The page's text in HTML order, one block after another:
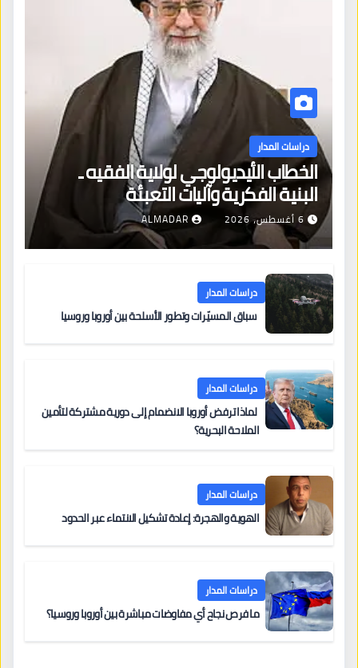
دراسات المدار
الخطاب الأيديولوجي لولاية الفقيه ـ
البنية الفكرية وآليات التعبئة
6 أغسطس، 2026 ALMADAR
دراسات المدار
سباق المسيّرات وتطور الأسلحة بين أوروبا وروسيا
دراسات المدار
لماذا ترفض أوروبا الانضمام إلى دورية مشتركة لتأمين
الملاحة البحرية؟
دراسات المدار
الهوية والهجرة: إعادة تشكيل الانتماء عبر الحدود
دراسات المدار
ما فرص نجاح أي مفاوضات مباشرة بين أوروبا وروسيا؟